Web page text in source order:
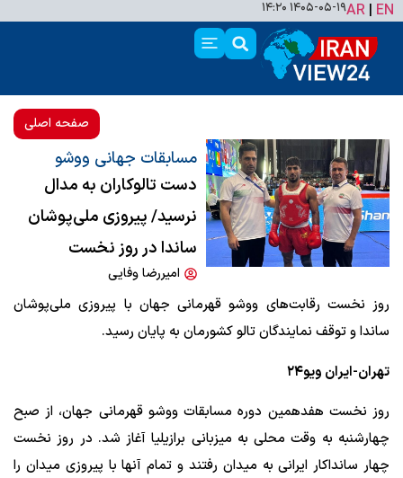
AR | EN ۱۴۰۵-۰۵-۱۹ ۱۴:۲۰
صفحه اصلی
مسابقات جهانی ووشو
دست تالوکاران به مدال
نرسید/ پیروزی ملی‌پوشان
ساندا در روز نخست
امیررضا وفایی
روز نخست رقابت‌های ووشو قهرمانی جهان با پیروزی ملی‌پوشان
ساندا و توقف نمایندگان تالو کشورمان به پایان رسید.
تهران-ایران ویو۲۴
روز نخست هفدهمین دوره مسابقات ووشو قهرمانی جهان، از صبح
چهارشنبه به وقت محلی به میزبانی برازیلیا آغاز شد. در روز نخست
چهار سانداکار ایرانی به میدان رفتند و تمام آنها با پیروزی میدان را